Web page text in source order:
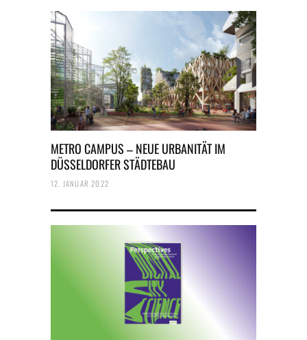
METRO CAMPUS – NEUE URBANITÄT IM
DÜSSELDORFER STÄDTEBAU
12. JANUAR 2022